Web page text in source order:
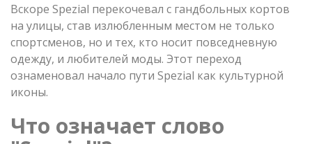
Вскоре Spezial перекочевал с гандбольных кортов
на улицы, став излюбленным местом не только
спортсменов, но и тех, кто носит повседневную
одежду, и любителей моды. Этот переход
ознаменовал начало пути Spezial как культурной
иконы.
Что означает слово